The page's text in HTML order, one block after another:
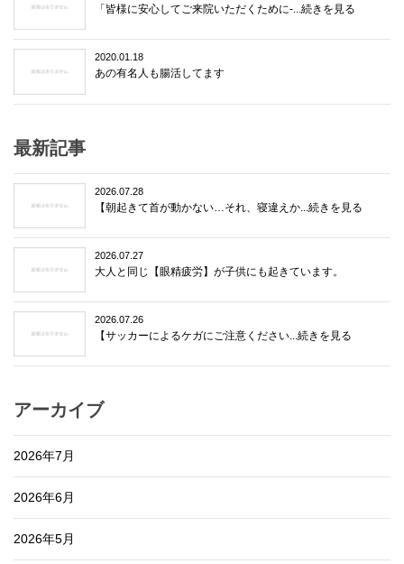
「皆様に安心してご来院いただくために-...続きを見る
2020.01.18
あの有名人も腸活してます
最新記事
2026.07.28
【朝起きて首が動かない…それ、寝違えか...続きを見る
2026.07.27
大人と同じ【眼精疲労】が子供にも起きています。
2026.07.26
【サッカーによるケガにご注意ください...続きを見る
アーカイブ
2026年7月
2026年6月
2026年5月